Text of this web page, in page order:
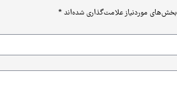
بخش‌های موردنیاز علامت‌گذاری شده‌اند*